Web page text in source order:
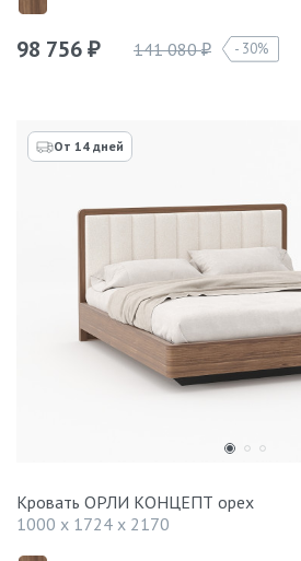
98 756 ₽ 141 080₽ 30%
От 14 дней
Кровать ОРЛИ КОНЦЕПТ орех
1000 x 1724 x 2170